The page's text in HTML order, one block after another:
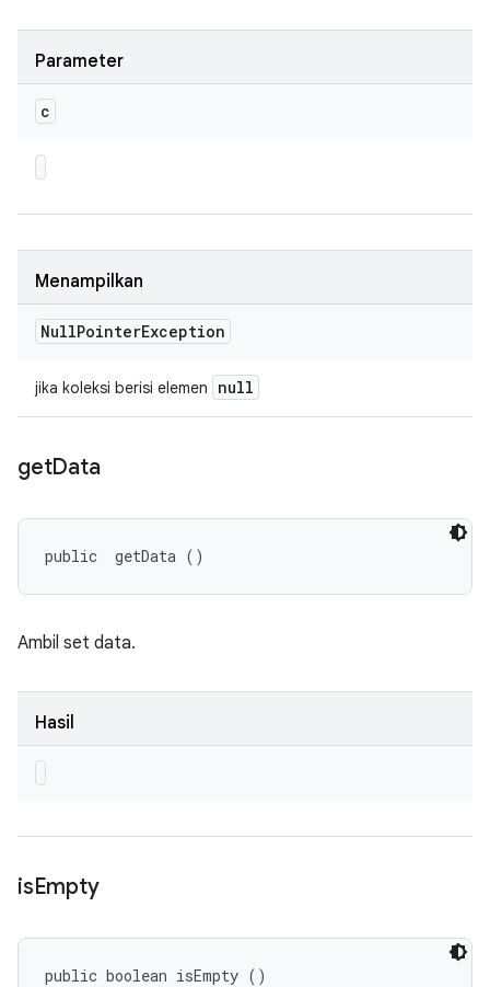
Parameter
c
Menampilkan
NullPointerException
jika koleksi berisi elemen null
getData
public getData ()
Ambil set data.
Hasil
isEmpty
public boolean isEmpty ()